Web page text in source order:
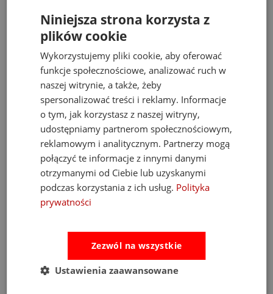
Fat Brain Toys dmuchawa do piłek Air Toobz
489,00 zł
526,00 zł
Najniższa cena:
Niniejsza strona korzysta z
plików cookie
Wykorzystujemy pliki cookie, aby oferować
funkcje społecznościowe, analizować ruch w
naszej witrynie, a także, żeby
spersonalizować treści i reklamy. Informacje
o tym, jak korzystasz z naszej witryny,
udostępniamy partnerom społecznościowym,
reklamowym i analitycznym. Partnerzy mogą
połączyć te informacje z innymi danymi
otrzymanymi od Ciebie lub uzyskanymi
podczas korzystania z ich usług. Polityka
prywatności
Zezwól na wszystkie
Ustawienia zaawansowane